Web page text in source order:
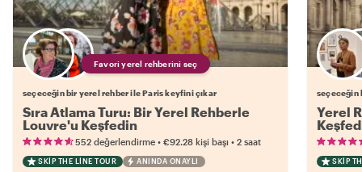
Favori yerel rehberini seç
seçeceğin bir yerel rehber ile Paris keyfini çıkar
Sıra Atlama Turu: Bir Yerel Rehberle
Louvre'u Keşfedin
552 değerlendirme • €92.28 kişi başı • 2 saat
SKIP THE LINE TOUR ANINDA ONAYLI
seçeceğin
Yerel
SKIP